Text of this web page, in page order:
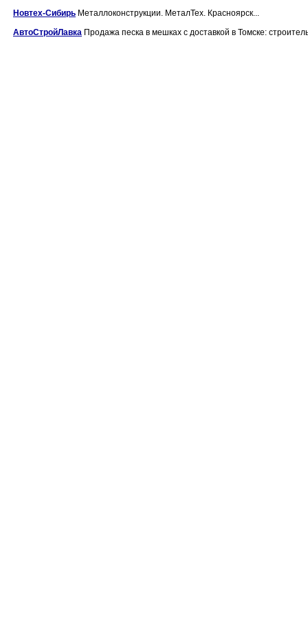
Новтех-Сибирь Металлоконструкции. МеталТех. Красноярск...
АвтоСтройЛавка Продажа песка в мешках с доставкой в Томске: